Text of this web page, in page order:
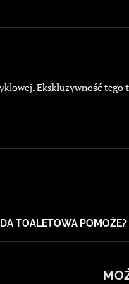
Ekskluzywność tego
TOALETOWA POMOŻE?